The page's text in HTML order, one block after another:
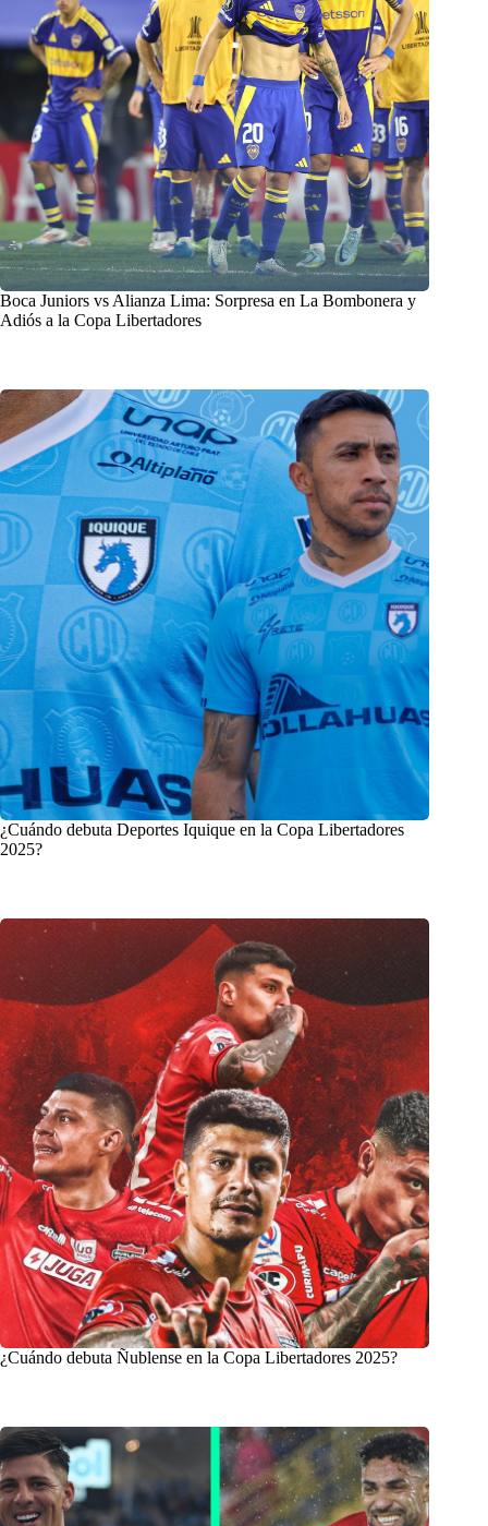
Boca Juniors vs Alianza Lima: Sorpresa en La Bombonera y
Adiós a la Copa Libertadores
¿Cuándo debuta Deportes Iquique en la Copa Libertadores
2025?
¿Cuándo debuta Ñublense en la Copa Libertadores 2025?